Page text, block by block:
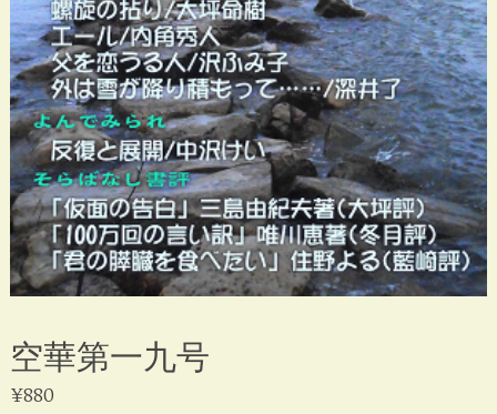
空華第一九号
¥880